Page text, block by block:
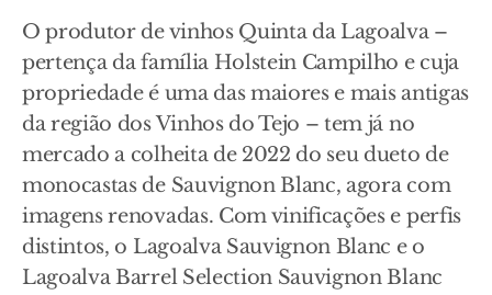
O produtor de vinhos Quinta da Lagoalva –
pertença da família Holstein Campilho e cuja
propriedade é uma das maiores e mais antigas
da região dos Vinhos do Tejo – tem já no
mercado a colheita de 2022 do seu dueto de
monocastas de Sauvignon Blanc, agora com
imagens renovadas. Com vinificações e perfis
distintos, o Lagoalva Sauvignon Blanc e o
Lagoalva Barrel Selection Sauvignon Blanc